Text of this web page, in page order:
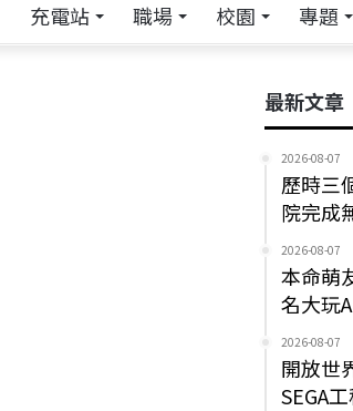
充電站 職場 校園 專題
最新文章
2026-08-07
歷時三
院完成
2026-08-07
本命萌
名大玩
2026-08-07
開放世
SEGA